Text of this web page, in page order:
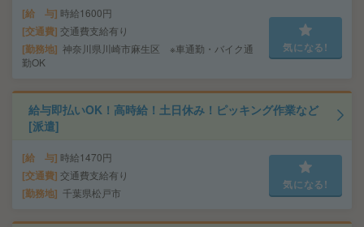
給 与 時給1600円
交通費 交通費支給有り
勤務地 神奈川県川崎市麻生区 ※車通勤・バイク通
勤OK
気になる!
給与即払いOK！高時給！土日休み！ピッキング作業など
[派遣]
給 与 時給1470円
交通費 交通費支給有り
勤務地 千葉県松戸市
気になる!